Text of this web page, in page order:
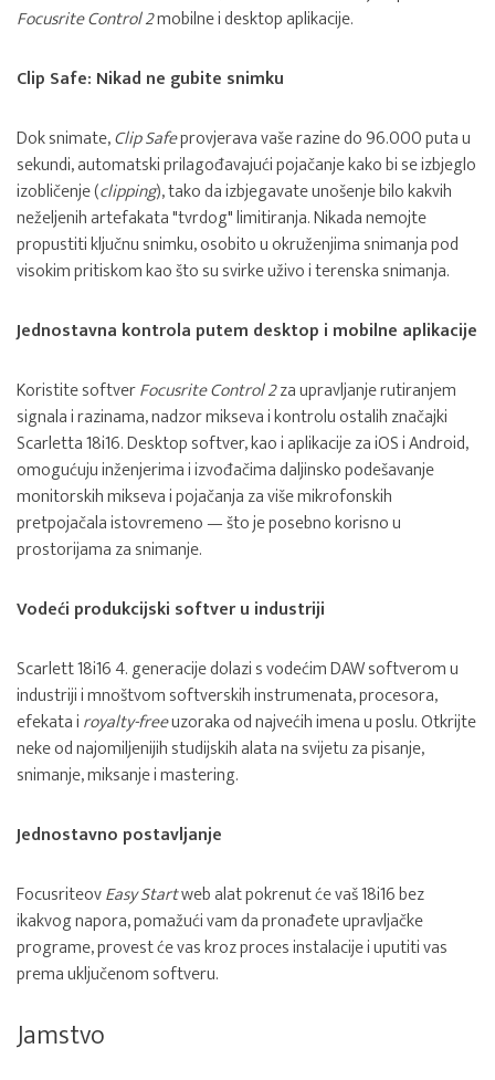
Focusrite Control 2mobilne i desktop aplikacije.
Clip Safe: Nikad ne gubite snimku
Dok snimate,Clip Safeprovjerava vaše razine do 96.000 puta u
sekundi, automatski prilagođavajući pojačanje kako bi se izbjeglo
izobličenje (clipping), tako da izbjegavate unošenje bilo kakvih
neželjenih artefakata "tvrdog" limitiranja. Nikada nemojte
propustiti ključnu snimku, osobito u okruženjima snimanja pod
visokim pritiskom kao što su svirke uživo i terenska snimanja.
Jednostavna kontrola putem desktop i mobilne aplikacije
Koristite softverFocusrite Control 2za upravljanje rutiranjem
signala i razinama, nadzor mikseva i kontrolu ostalih značajki
Scarletta 18i16. Desktop softver, kao i aplikacije za iOS i Android,
omogućuju inženjerima i izvođačima daljinsko podešavanje
monitorskih mikseva i pojačanja za više mikrofonskih
pretpojačala istovremeno — što je posebno korisno u
prostorijama za snimanje.
Vodeći produkcijski softver u industriji
Scarlett 18i16 4. generacije dolazi s vodećim DAW softverom u
industriji i mnoštvom softverskih instrumenata, procesora,
efekata iroyalty-freeuzoraka od najvećih imena u poslu. Otkrijte
neke od najomiljenijih studijskih alata na svijetu za pisanje,
snimanje, miksanje i mastering.
Jednostavno postavljanje
FocusriteovEasy Startweb alat pokrenut će vaš 18i16 bez
ikakvog napora, pomažući vam da pronađete upravljačke
programe, provest će vas kroz proces instalacije i uputiti vas
prema uključenom softveru.
Jamstvo